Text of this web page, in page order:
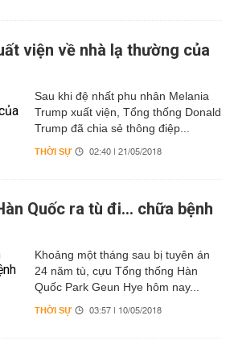
viện về nhà lạ thường của
Sau khi đệ nhất phu nhân Melania
Trump xuất viện, Tổng thống Donald
Trump đã chia sẻ thông điệp...
THỜI SỰ 02:40 | 21/05/2018
Quốc ra tù đi... chữa bệnh
Khoảng một tháng sau bị tuyên án
24 năm tù, cựu Tổng thống Hàn
Quốc Park Geun Hye hôm nay...
THỜI SỰ 03:57 | 10/05/2018